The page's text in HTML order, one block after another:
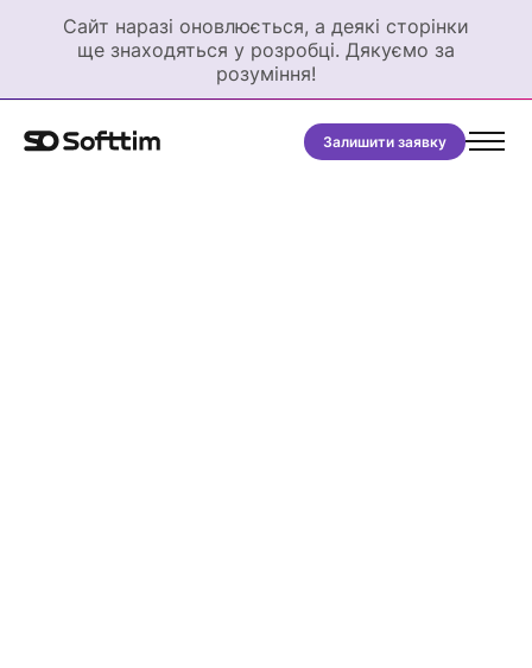
Сайт наразі оновлюється, а деякі сторінки
ще знаходяться у розробці. Дякуємо за
розуміння!
Залишити заявку